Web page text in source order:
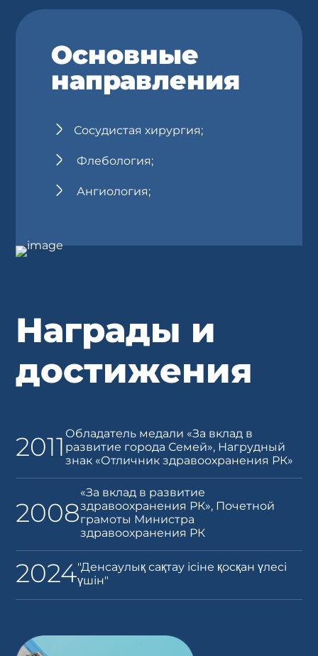
Основные
направления
Сосудистая хирургия;
Флебология;
Ангиология;
Награды и
достижения
2011 Обладатель медали «За вклад в
развитие города Семей», Нагрудный
знак «Отличник здравоохранения РК»
2008
«За вклад в развитие
здравоохранения РК», Почетной
грамоты Министра
здравоохранения РК
2024"Денсаулық сақтау ісіне қосқан үлесі
үшін"